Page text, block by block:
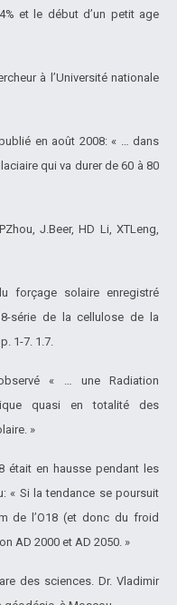
et le début d’un petit age
à l’Université nationale
en août 2008: « … dans
qui va durer de 60 à 80
J.Beer, HD Li, XTLeng,
forçage solaire enregistré
série de la cellulose de la
1-7. 1.7.
« … une Radiation
quasi en totalité des
»
était en hausse pendant les
« Si la tendance se poursuit
de l’O18 (et donc du froid
AD 2000 et AD 2050. »
des sciences. Dr. Vladimir